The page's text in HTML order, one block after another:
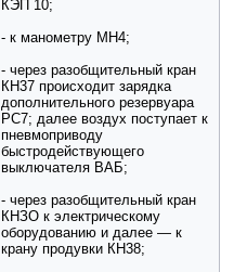
КЭП 10;
- к манометру МН4;
- через разобщительный кран
КН37 происходит зарядка
дополнительного резервуара
РС7; далее воздух поступает к
пневмоприводу
быстродействующего
выключателя ВАБ;
- через разобщительный кран
КНЗО к электрическому
оборудованию и далее — к
крану продувки КН38;